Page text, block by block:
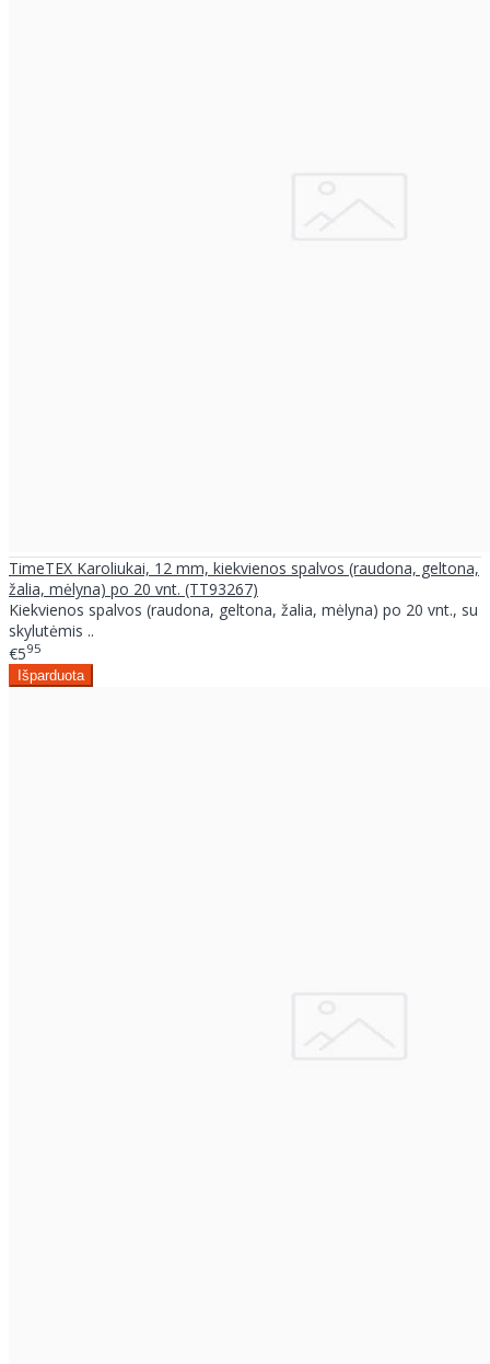
TimeTEX Karoliukai, 12 mm, kiekvienos spalvos (raudona, geltona,
žalia, mėlyna) po 20 vnt. (TT93267)
Kiekvienos spalvos (raudona, geltona, žalia, mėlyna) po 20 vnt., su
skylutėmis ..
€595